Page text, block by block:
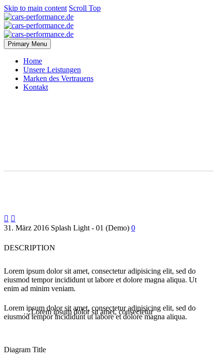
Skip to main content Scroll Top
Primary Menu
Home
Unsere Leistungen
Marken des Vertrauens
Kontakt
 
31. März 2016 Splash Light - 01 (Demo) 0
DESCRIPTION
Lorem ipsum dolor sit amet, consectetur adipisicing elit, sed do
eiusmod tempor incididunt ut labore et dolore magna aliqua. Ut
enim ad minim veniam.
…Lorem ipsum dolor sit amet, consectetur
Lorem ipsum dolor sit amet, consectetur adipisicing elit, sed do
eiusmod tempor incididunt ut labore et dolore magna aliqua.
Diagram Title